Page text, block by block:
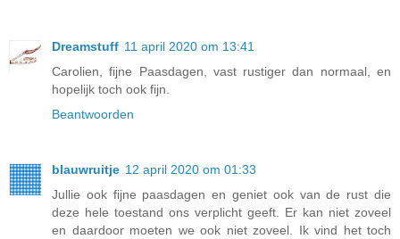
Dreamstuff 11 april 2020 om 13:41
Carolien, fijne Paasdagen, vast rustiger dan normaal, en
hopelijk toch ook fijn.
Beantwoorden
blauwruitje 12 april 2020 om 01:33
Jullie ook fijne paasdagen en geniet ook van de rust die
deze hele toestand ons verplicht geeft. Er kan niet zoveel
en daardoor moeten we ook niet zoveel. Ik vind het toch